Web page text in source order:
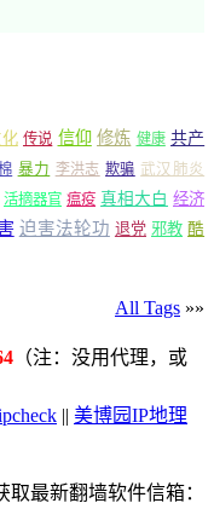
传说 信仰 修炼 健康 共产
暴力 李洪志 欺骗 武汉肺炎
活摘器官 瘟疫 真相大白 经济
迫害法轮功 退党 邪教 酷
All Tags »»
（注：没用代理，或
|| 美博园IP地理
取最新翻墙软件信箱：